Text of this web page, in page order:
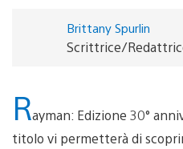
Brittany Spurlin
Scrittrice/
Rayman: Edizione 30°
titolo vi permetterà di